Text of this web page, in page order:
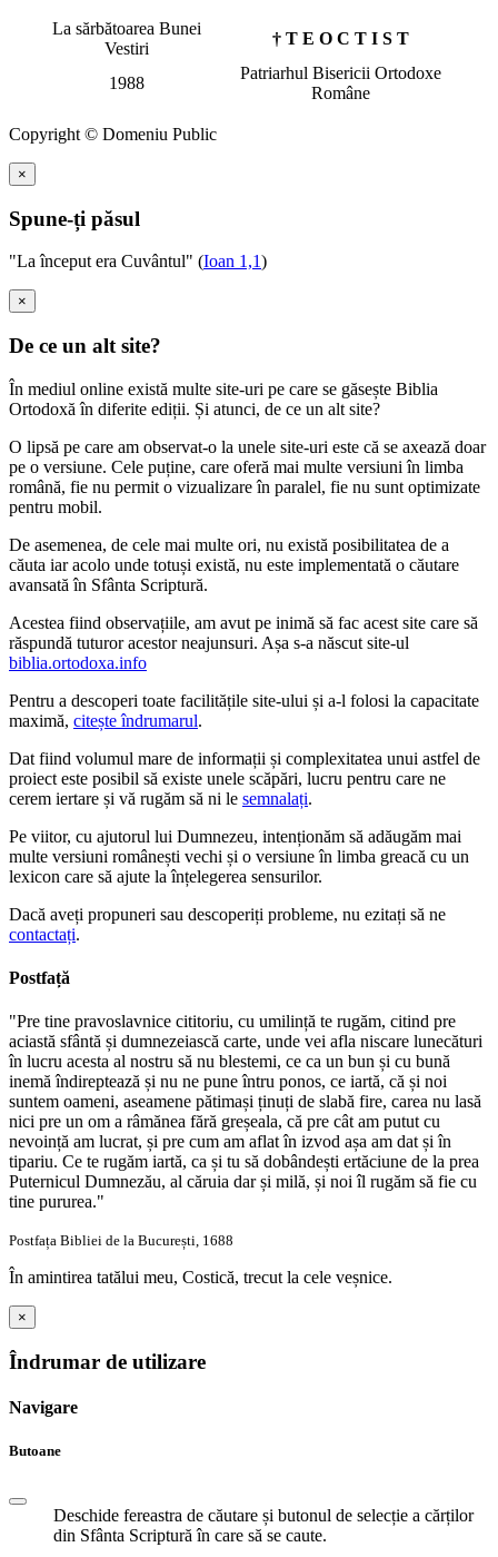
La sărbătoarea Bunei
Vestiri
† T E O C T I S T
1988
Patriarhul Bisericii Ortodoxe
Române
Copyright © Domeniu Public
×
Spune-ți păsul
"La început era Cuvântul" (Ioan 1,1)
×
De ce un alt site?
În mediul online există multe site-uri pe care se găsește Biblia
Ortodoxă în diferite ediții. Și atunci, de ce un alt site?
O lipsă pe care am observat-o la unele site-uri este că se axează doar
pe o versiune. Cele puține, care oferă mai multe versiuni în limba
română, fie nu permit o vizualizare în paralel, fie nu sunt optimizate
pentru mobil.
De asemenea, de cele mai multe ori, nu există posibilitatea de a
căuta iar acolo unde totuși există, nu este implementată o căutare
avansată în Sfânta Scriptură.
Acestea fiind observațiile, am avut pe inimă să fac acest site care să
răspundă tuturor acestor neajunsuri. Așa s-a născut site-ul
biblia.ortodoxa.info
Pentru a descoperi toate facilitățile site-ului și a-l folosi la capacitate
maximă, citește îndrumarul.
Dat fiind volumul mare de informații și complexitatea unui astfel de
proiect este posibil să existe unele scăpări, lucru pentru care ne
cerem iertare și vă rugăm să ni le semnalați.
Pe viitor, cu ajutorul lui Dumnezeu, intenționăm să adăugăm mai
multe versiuni românești vechi și o versiune în limba greacă cu un
lexicon care să ajute la înțelegerea sensurilor.
Dacă aveți propuneri sau descoperiți probleme, nu ezitați să ne
contactați.
Postfață
"Pre tine pravoslavnice cititoriu, cu umilință te rugăm, citind pre
aciastă sfântă și dumnezeiască carte, unde vei afla niscare lunecături
în lucru acesta al nostru să nu blestemi, ce ca un bun și cu bună
inemă îndireptează și nu ne pune întru ponos, ce iartă, că și noi
suntem oameni, aseamene pătimași ținuți de slabă fire, carea nu lasă
nici pre un om a râmănea fără greșeala, că pre cât am putut cu
nevoință am lucrat, și pre cum am aflat în izvod așa am dat și în
tipariu. Ce te rugăm iartă, ca și tu să dobândești ertăciune de la prea
Puternicul Dumnezău, al căruia dar și milă, și noi îl rugăm să fie cu
tine pururea."
Postfața Bibliei de la București, 1688
În amintirea tatălui meu, Costică, trecut la cele veșnice.
×
Îndrumar de utilizare
Navigare
Butoane
Deschide fereastra de căutare și butonul de selecție a cărților
din Sfânta Scriptură în care să se caute.